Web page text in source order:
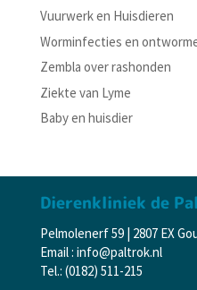
Vuurwerk en Huisdieren
Worminfecties en
Zembla over rashonden
Ziekte van Lyme
Baby en huisdier
Dierenkliniek de
Pelmolenerf 59 | 2807 EX
Email : info@paltrok.nl
Tel.: (0182) 511-215